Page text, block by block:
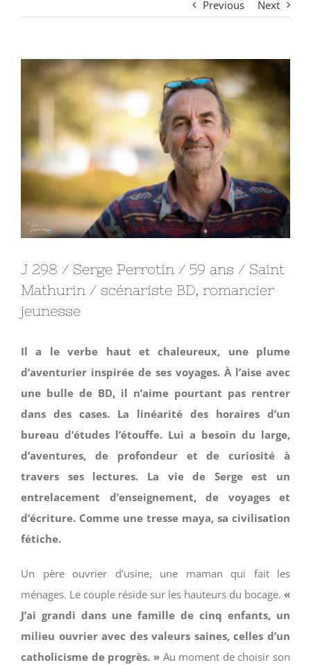
Previous Next
View
Larger
J 298 / Serge Perrotin / 59 ans / Saint
Mathurin / scénariste BD, romancier
jeunesse
Il a le verbe haut et chaleureux, une plume
d’aventurier inspirée de ses voyages. À l’aise avec
une bulle de BD, il n’aime pourtant pas rentrer
dans des cases. La linéarité des horaires d’un
bureau d’études l’étouffe. Lui a besoin du large,
d’aventures, de profondeur et de curiosité à
travers ses lectures. La vie de Serge est un
entrelacement d’enseignement, de voyages et
d’écriture. Comme une tresse maya, sa civilisation
fétiche.
Un père ouvrier d’usine, une maman qui fait les
ménages. Le couple réside sur les hauteurs du bocage. «
J’ai grandi dans une famille de cinq enfants, un
milieu ouvrier avec des valeurs saines, celles d’un
catholicisme de progrès. »Au moment de choisir son